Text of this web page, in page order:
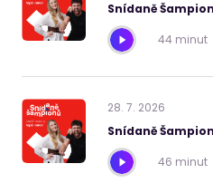
Snídaně
44 minut
28. 7. 2026
Snídaně
46 minut